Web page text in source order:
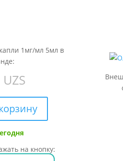
1мг/мл 5мл в
UZS
на кнопку: